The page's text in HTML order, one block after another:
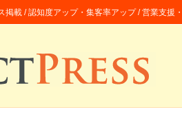
掲載 / 認知度アップ・集客率アップ / 営業支援